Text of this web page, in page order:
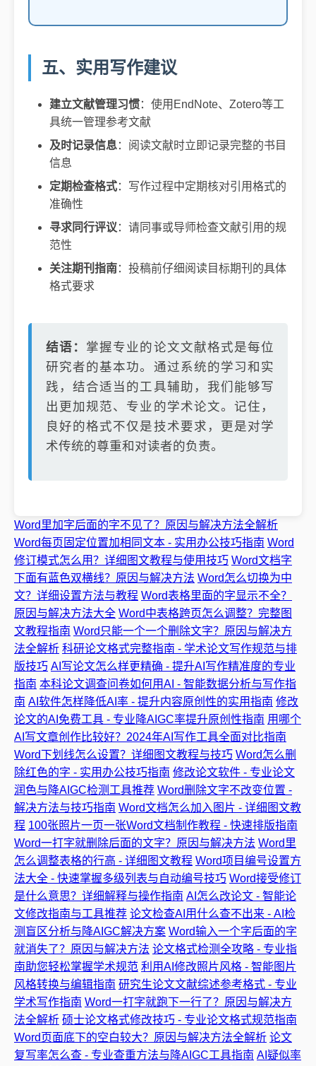
五、实用写作建议
建立文献管理习惯：使用EndNote、Zotero等工
具统一管理参考文献
及时记录信息：阅读文献时立即记录完整的书目
信息
定期检查格式：写作过程中定期核对引用格式的
准确性
寻求同行评议 ：请同事或导师检查文献引用的规
范性
关注期刊指南：投稿前仔细阅读目标期刊的具体
格式要求
结语： 掌握专业的论文文献格式是每位
研究者的基本功。通过系统的学习和实
践，结合适当的工具辅助，我们能够写
出更加规范、专业的学术论文。记住，
良好的格式不仅是技术要求，更是对学
术传统的尊重和对读者的负责。
Word里加字后面的字不见了？原因与解决方法全解析
Word每页固定位置加相同文本 - 实用办公技巧指南 Word
修订模式怎么用？详细图文教程与使用技巧 Word文档字
下面有蓝色双横线？原因与解决方法 Word怎么切换为中
文？详细设置方法与教程 Word表格里面的字显示不全？
原因与解决方法大全 Word中表格跨页怎么调整？完整图
文教程指南 Word只能一个一个删除文字？原因与解决方
法全解析 科研论文格式完整指南 - 学术论文写作规范与排
版技巧 AI写论文怎么样更精确 - 提升AI写作精准度的专业
指南 本科论文调查问卷如何用AI - 智能数据分析与写作指
南 AI软件怎样降低AI率 - 提升内容原创性的实用指南 修改
论文的AI免费工具 - 专业降AIGC率提升原创性指南 用哪个
AI写文章创作比较好？2024年AI写作工具全面对比指南
Word下划线怎么设置？详细图文教程与技巧 Word怎么删
除红色的字 - 实用办公技巧指南 修改论文软件 - 专业论文
润色与降AIGC检测工具推荐 Word删除文字不改变位置 -
解决方法与技巧指南 Word文档怎么加入图片 - 详细图文教
程 100张照片一页一张Word文档制作教程 - 快速排版指南
Word一打字就删除后面的文字？原因与解决方法 Word里
怎么调整表格的行高 - 详细图文教程 Word项目编号设置方
法大全 - 快速掌握多级列表与自动编号技巧 Word接受修订
是什么意思？详细解释与操作指南 AI怎么改论文 - 智能论
文修改指南与工具推荐 论文检查AI用什么查不出来 - AI检
测盲区分析与降AIGC解决方案 Word输入一个字后面的字
就消失了？原因与解决方法 论文格式检测全攻略 - 专业指
南助您轻松掌握学术规范 利用AI修改照片风格 - 智能图片
风格转换与编辑指南 研究生论文文献综述参考格式 - 专业
学术写作指南 Word一打字就跑下一行了？原因与解决方
法全解析 硕士论文格式修改技巧 - 专业论文格式规范指南
Word页面底下的空白较大？原因与解决方法全解析 论文
复写率怎么查 - 专业查重方法与降AIGC工具指南 AI疑似率